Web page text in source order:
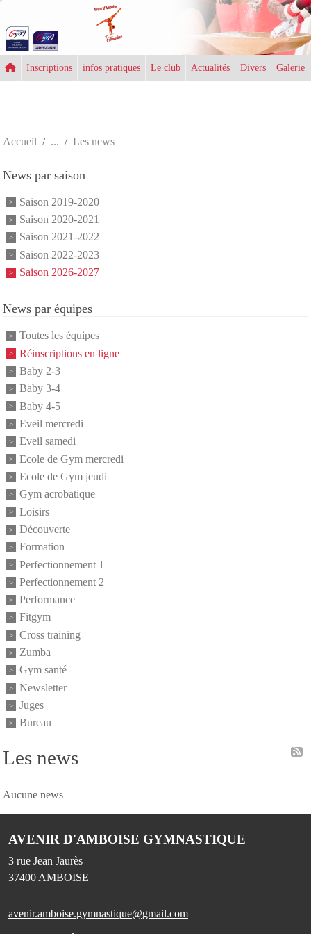
Inscriptions infos pratiques Le club Actualités Divers Galerie
Accueil Les news
Les news
Aucune news
News par saison
Saison 2019-2020
Saison 2020-2021
Saison 2021-2022
Saison 2022-2023
Saison 2026-2027
News par équipes
Toutes les équipes
Réinscriptions en ligne
Baby 2-3
Baby 3-4
Baby 4-5
Eveil mercredi
Eveil samedi
Ecole de Gym mercredi
Ecole de Gym jeudi
Gym acrobatique
Loisirs
Découverte
Formation
Perfectionnement 1
Perfectionnement 2
Performance
Fitgym
Cross training
Zumba
Gym santé
Newsletter
Juges
Bureau
AVENIR D'AMBOISE GYMNASTIQUE
3 rue Jean Jaurès
37400 AMBOISE
avenir.amboise.gymnastique@gmail.com
Panneau de gestion des cookies